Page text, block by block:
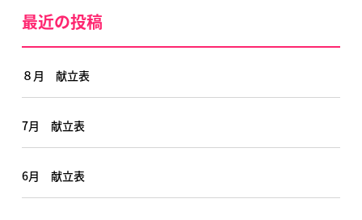
最近の投稿
８月 献立表
7月 献立表
6月 献立表